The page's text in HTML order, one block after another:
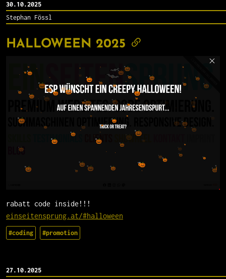
30.10.2025
Stephan Fössl
HALLOWEEN 2025
rabatt code inside!!!
einseitensprung.at/#halloween
#coding #promotion
27.10.2025